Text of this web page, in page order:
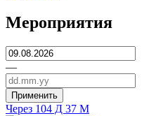
Мероприятия
—
Применить
Через 104 Д 37 М